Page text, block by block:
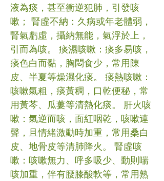
液為痰，甚至衝逆犯肺，引發咳
嗽； 腎虛不納：久病或年老體弱，
腎氣虧虛，攝納無能，氣浮於上，
引而為咳。 痰濕咳嗽：痰多易咳，
痰色白而黏，胸悶食少，常用陳
皮、半夏等燥濕化痰。 痰熱咳嗽：
咳嗽氣粗，痰黃稠，口乾便秘，常
用黃芩、瓜蔞等清熱化痰。 肝火咳
嗽：氣逆而咳，面紅咽乾，咳嗽連
聲，且情緒激動時加重，常用桑白
皮、地骨皮等清肺降火。 腎虛咳
嗽：咳嗽無力、呼多吸少、動則喘
咳加重，伴有腰膝酸軟等，常用熟